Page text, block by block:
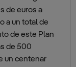
de euros a
a un total de
de este Plan
de 500
un centenar